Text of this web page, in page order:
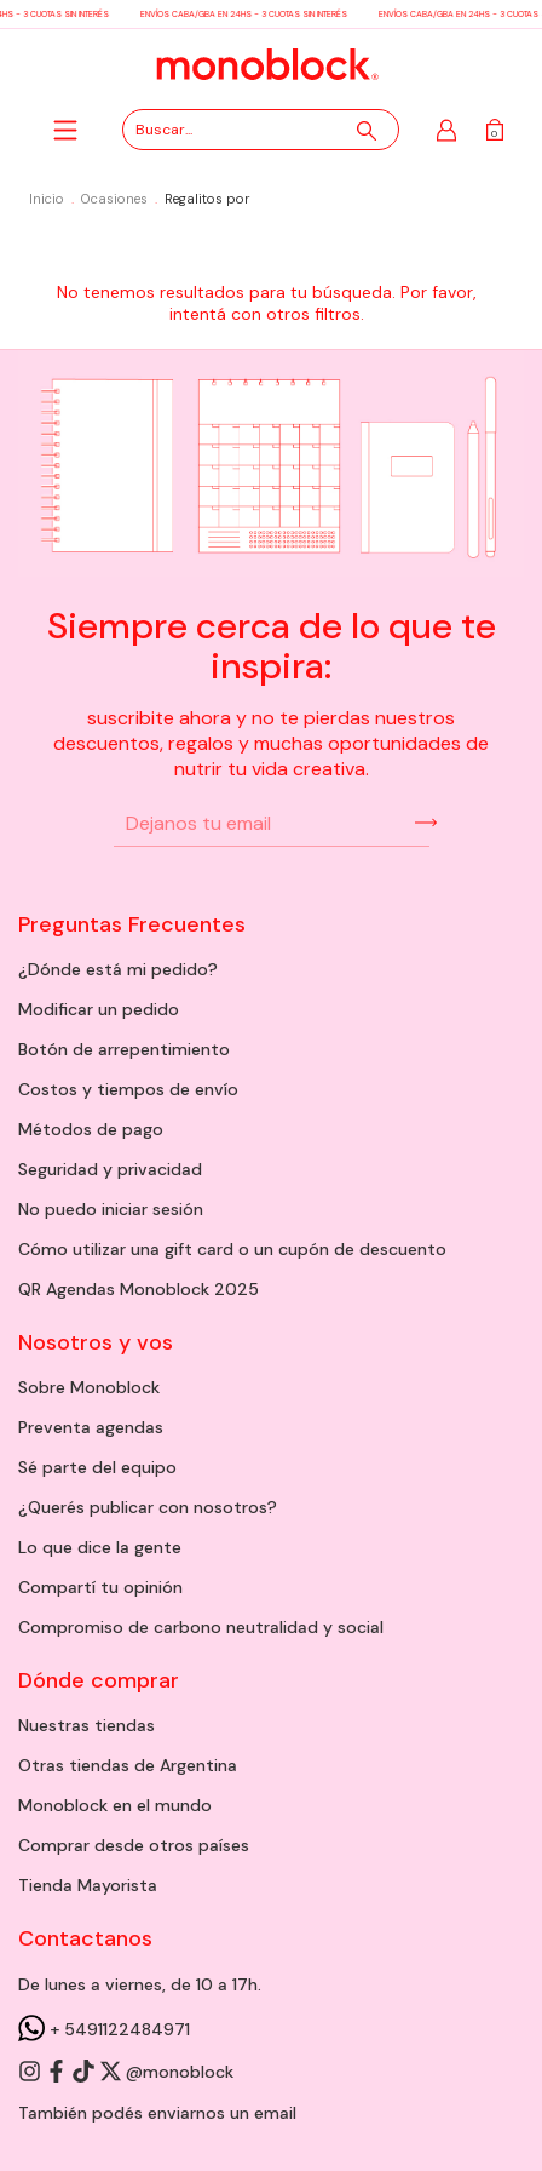
- 3 CUOTAS SIN INTERÉS ENVÍOS CABA/GBA EN 24HS - 3 CUOTAS SIN INTERÉS ENVÍOS CABA/GBA EN 24HS - 3 CUOTAS
0
Inicio . Ocasiones . Regalitos por
No tenemos resultados para tu búsqueda. Por favor,
intentá con otros filtros.
Siempre cerca de lo que te
inspira:
suscribite ahora y no te pierdas nuestros
descuentos, regalos y muchas oportunidades de
nutrir tu vida creativa.
Preguntas Frecuentes
¿Dónde está mi pedido?
Modificar un pedido
Botón de arrepentimiento
Costos y tiempos de envío
Métodos de pago
Seguridad y privacidad
No puedo iniciar sesión
Cómo utilizar una gift card o un cupón de descuento
QR Agendas Monoblock 2025
Nosotros y vos
Sobre Monoblock
Preventa agendas
Sé parte del equipo
¿Querés publicar con nosotros?
Lo que dice la gente
Compartí tu opinión
Compromiso de carbono neutralidad y social
Dónde comprar
Nuestras tiendas
Otras tiendas de Argentina
Monoblock en el mundo
Comprar desde otros países
Tienda Mayorista
Contactanos
De lunes a viernes, de 10 a 17h.
+ 5491122484971
@monoblock
También podés enviarnos un email